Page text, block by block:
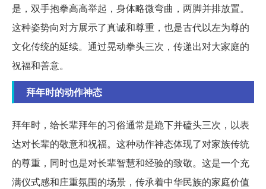
是，双手抱拳高高举起，身体略微弯曲，两脚并排放置。
这种姿势向对方展示了真诚和尊重，也是古代以左为尊的
文化传统的延续。通过晃动拳头三次，传递出对大家庭的
祝福和善意。
拜年时的动作神态
拜年时，给长辈拜年的习俗通常是跪下并磕头三次，以表
达对长辈的敬意和祝福。这种动作神态体现了对家族传统
的尊重，同时也是对长辈智慧和经验的致敬。这是一个充
满仪式感和庄重氛围的场景，传承着中华民族的家庭价值